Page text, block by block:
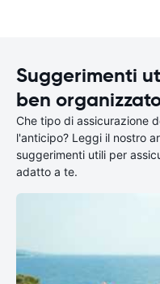
Suggerimenti
ben
Che tipo di assicurazione
l'anticipo? Leggi il nostro
suggerimenti utili per
adatto a te.